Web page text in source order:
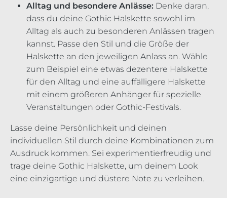
Alltag und besondere Anlässe: Denke daran,
dass du deine Gothic Halskette sowohl im
Alltag als auch zu besonderen Anlässen tragen
kannst. Passe den Stil und die Größe der
Halskette an den jeweiligen Anlass an. Wähle
zum Beispiel eine etwas dezentere Halskette
für den Alltag und eine auffälligere Halskette
mit einem größeren Anhänger für spezielle
Veranstaltungen oder Gothic-Festivals.
Lasse deine Persönlichkeit und deinen
individuellen Stil durch deine Kombinationen zum
Ausdruck kommen. Sei experimentierfreudig und
trage deine Gothic Halskette, um deinem Look
eine einzigartige und düstere Note zu verleihen.